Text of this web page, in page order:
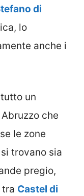
di
lo
anche i
un
che
le zone
trovano sia
pregio,
tra Castel di